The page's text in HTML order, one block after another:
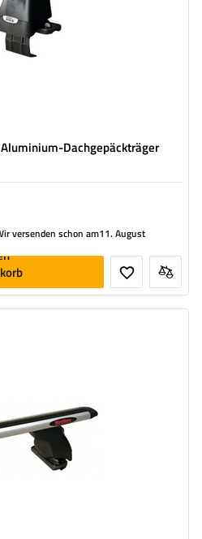
Dachgepäckträger
versenden schon am11. August